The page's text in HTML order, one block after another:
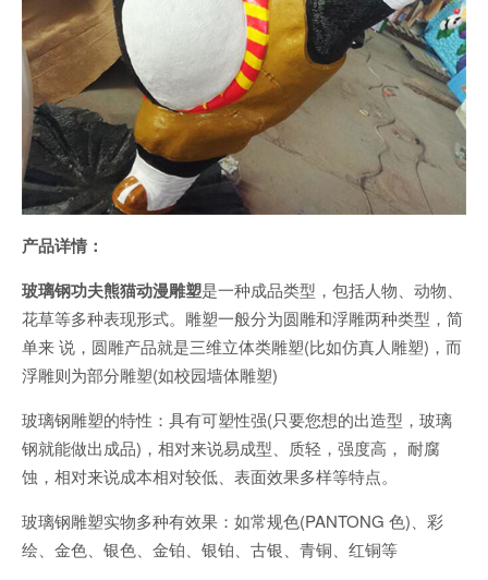
产品详情：
玻璃钢功夫熊猫动漫雕塑是一种成品类型，包括人物、动物、
花草等多种表现形式。雕塑一般分为圆雕和浮雕两种类型，简
单来 说，圆雕产品就是三维立体类雕塑(比如仿真人雕塑)，而
浮雕则为部分雕塑(如校园墙体雕塑)
玻璃钢雕塑的特性：具有可塑性强(只要您想的出造型，玻璃
钢就能做出成品)，相对来说易成型、质轻，强度高， 耐腐
蚀，相对来说成本相对较低、表面效果多样等特点。
玻璃钢雕塑实物多种有效果：如常规色(PANTONG 色)、彩
绘、金色、银色、金铂、银铂、古银、青铜、红铜等